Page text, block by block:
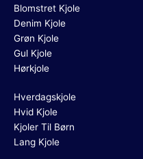
Blomstret Kjole
Denim Kjole
Grøn Kjole
Gul Kjole
Hørkjole
Hverdagskjole
Hvid Kjole
Kjoler Til Børn
Lang Kjole